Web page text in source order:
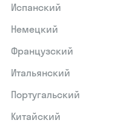
Испанский
Немецкий
Французский
Итальянский
Португальский
Китайский